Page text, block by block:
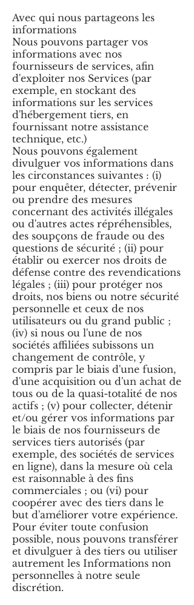
Avec qui nous partageons les
informations
Nous pouvons partager vos
informations avec nos
fournisseurs de services, afin
d'exploiter nos Services (par
exemple, en stockant des
informations sur les services
d'hébergement tiers, en
fournissant notre assistance
technique, etc.)
Nous pouvons également
divulguer vos informations dans
les circonstances suivantes : (i)
pour enquêter, détecter, prévenir
ou prendre des mesures
concernant des activités illégales
ou d'autres actes répréhensibles,
des soupçons de fraude ou des
questions de sécurité ; (ii) pour
établir ou exercer nos droits de
défense contre des revendications
légales ; (iii) pour protéger nos
droits, nos biens ou notre sécurité
personnelle et ceux de nos
utilisateurs ou du grand public ;
(iv) si nous ou l'une de nos
sociétés affiliées subissons un
changement de contrôle, y
compris par le biais d'une fusion,
d'une acquisition ou d'un achat de
tous ou de la quasi-totalité de nos
actifs ; (v) pour collecter, détenir
et/ou gérer vos informations par
le biais de nos fournisseurs de
services tiers autorisés (par
exemple, des sociétés de services
en ligne), dans la mesure où cela
est raisonnable à des fins
commerciales ; ou (vi) pour
coopérer avec des tiers dans le
but d'améliorer votre expérience.
Pour éviter toute confusion
possible, nous pouvons transférer
et divulguer à des tiers ou utiliser
autrement les Informations non
personnelles à notre seule
discrétion.